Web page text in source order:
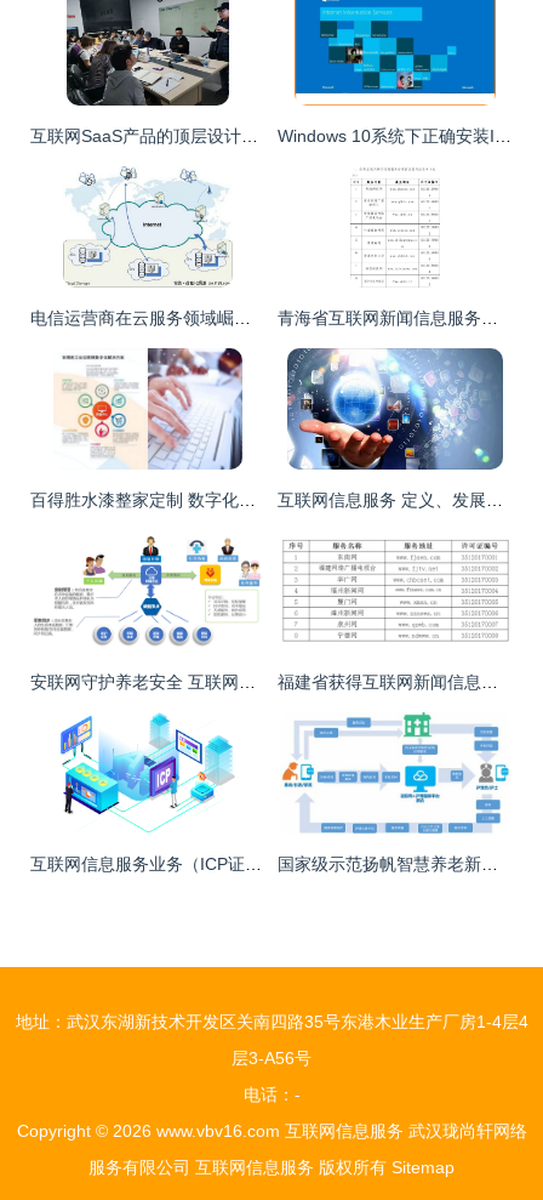
地址：武汉东湖新技术开发区关南四路35号东港木业生产厂房1-4层4
层3-A56号
电话：-
Copyright © 2026 www.vbv16.com 互联网信息服务 武汉珑尚轩网络
服务有限公司 互联网信息服务 版权所有 Sitemap